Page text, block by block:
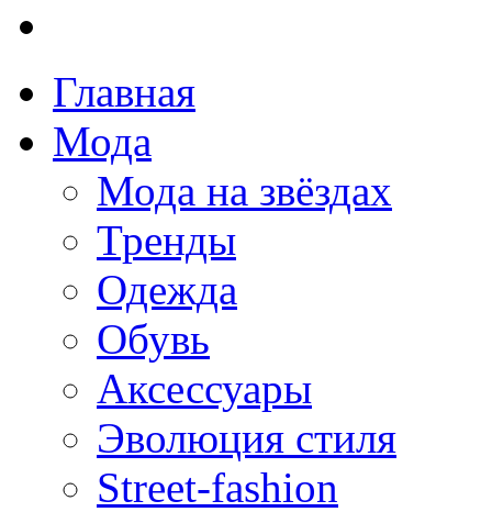
Главная
Мода
Мода на звёздах
Тренды
Одежда
Обувь
Аксессуары
Эволюция стиля
Street-fashion